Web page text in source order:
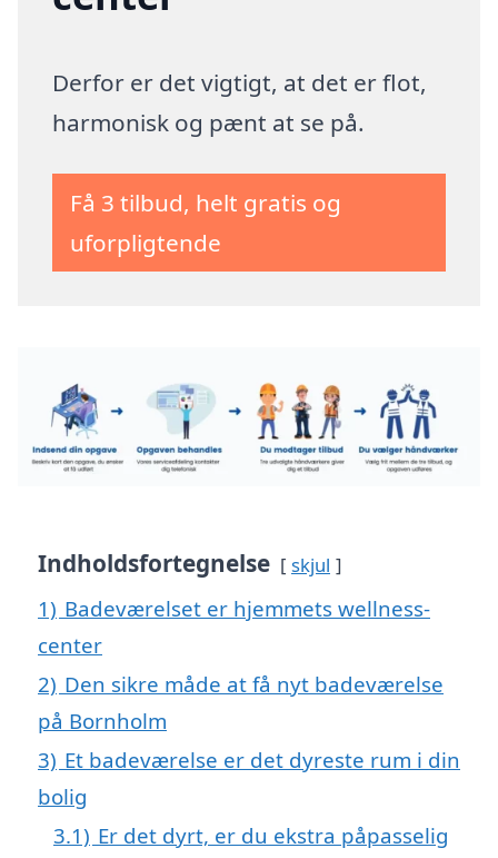
Derfor er det vigtigt, at det er flot,
harmonisk og pænt at se på.
Få 3 tilbud, helt gratis og
uforpligtende
Indholdsfortegnelse skjul
1) Badeværelset er hjemmets wellness-
center
2) Den sikre måde at få nyt badeværelse
på Bornholm
3) Et badeværelse er det dyreste rum i din
bolig
3.1) Er det dyrt, er du ekstra påpasselig